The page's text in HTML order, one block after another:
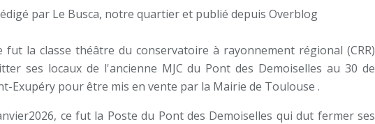
par Le Busca, notre quartier et publié depuis Overblog
fut la classe théâtre du conservatoire à rayonnement régional (CRR)
ses locaux de l'ancienne MJC du Pont des Demoiselles au 30 de
Exupéry pour être mis en vente par la Mairie de Toulouse .
ce fut la Poste du Pont des Demoiselles qui dut fermer ses